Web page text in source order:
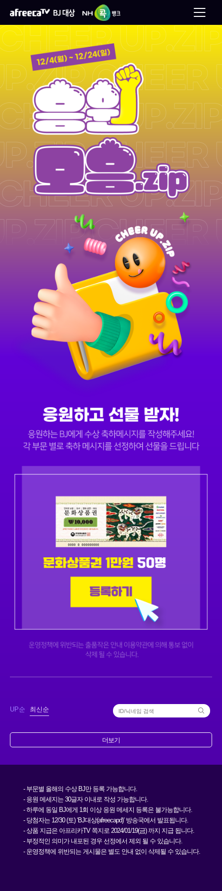
UP순 최신순
더보기
- 부문별 올해의 수상 BJ만 등록 가능합니다.
- 응원 메세지는 30글자 이내로 작성 가능합니다.
- 하루에 동일 BJ에게 1회 이상 응원 메세지 등록은 불가능합니다.
- 당첨자는 12/30 (토) ‘BJ대상(afreecapd)’ 방송국에서 발표됩니다.
- 상품 지급은 아프리카TV 쪽지로 2024/01/19(금) 까지 지급 됩니다.
- 부정적인 의미가 내포된 경우 선정에서 제외 될 수 있습니다.
- 운영정책에 위반되는 게시물은 별도 안내 없이 삭제될 수 있습니다.